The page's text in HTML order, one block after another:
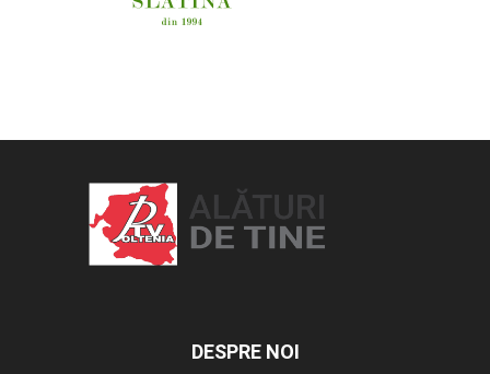
DESPRE NOI